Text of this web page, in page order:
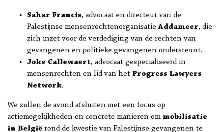
Sahar Francis, advocaat en directeur van de
Palestijnse mensenrechtenorganisatie Addameer, die
zich inzet voor de verdediging van de rechten van
gevangenen en politieke gevangenen ondersteunt.
Joke Callewaert, advocaat gespecialiseerd in
mensenrechten en lid van het Progress Lawyers
Network.
We zullen de avond afsluiten met een focus op
actiemogelijkheden en concrete manieren om mobilisatie
in België rond de kwestie van Palestijnse gevangenen te